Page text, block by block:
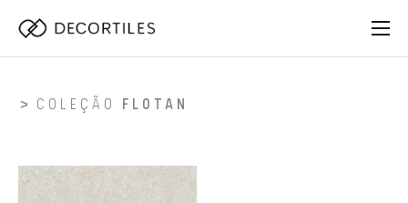
COLEÇÃO FLOTAN